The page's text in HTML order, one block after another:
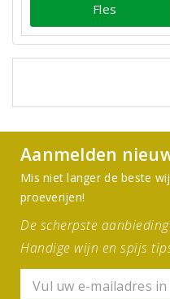
Fles
Aanmelden
Mis niet langer de beste
proeverijen!
De scherpste
Handige wijn en spijs